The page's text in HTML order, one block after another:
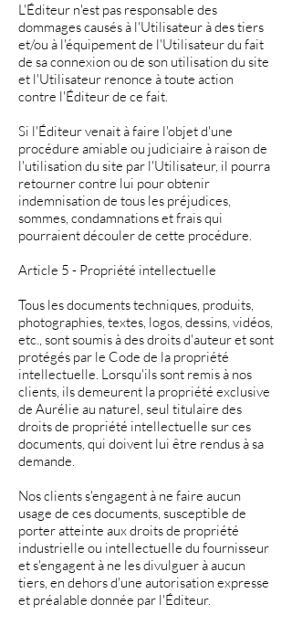
L'Éditeur n'est pas responsable des
dommages causés à l'Utilisateur à des tiers
et/ou à l'équipement de l'Utilisateur du fait
de sa connexion ou de son utilisation du site
et l'Utilisateur renonce à toute action
contre l'Éditeur de ce fait.
Si l'Éditeur venait à faire l'objet d'une
procédure amiable ou judiciaire à raison de
l'utilisation du site par l'Utilisateur, il pourra
retourner contre lui pour obtenir
indemnisation de tous les préjudices,
sommes, condamnations et frais qui
pourraient découler de cette procédure.
Article 5 - Propriété intellectuelle
Tous les documents techniques, produits,
photographies, textes, logos, dessins, vidéos,
etc., sont soumis à des droits d'auteur et sont
protégés par le Code de la propriété
intellectuelle. Lorsqu'ils sont remis à nos
clients, ils demeurent la propriété exclusive
de Aurélie au naturel, seul titulaire des
droits de propriété intellectuelle sur ces
documents, qui doivent lui être rendus à sa
demande.
Nos clients s'engagent à ne faire aucun
usage de ces documents, susceptible de
porter atteinte aux droits de propriété
industrielle ou intellectuelle du fournisseur
et s'engagent à ne les divulguer à aucun
tiers, en dehors d'une autorisation expresse
et préalable donnée par l'Éditeur.